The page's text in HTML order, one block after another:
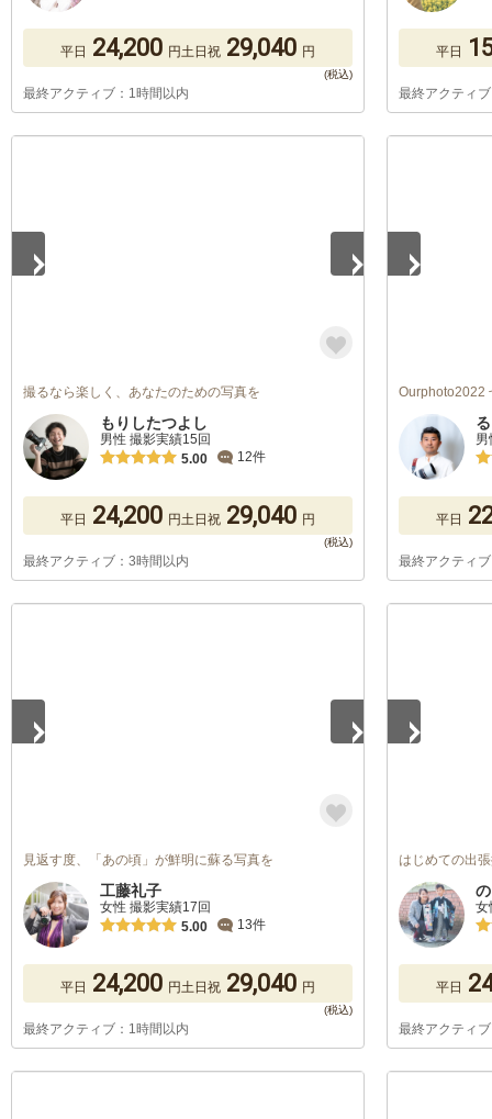
平日 24,200 円土日祝 29,040 円
最終アクティブ：1時間以内
平日
最終アクティ
撮るなら楽しく、あなたのための写真を
もりしたつよし
男性 撮影実績15回
5.00
12件
平日 24,200 円土日祝 29,040 円
最終アクティブ：3時間以内
Ourphoto2022
平日
最終アクティ
見返す度、「あの頃」が鮮明に蘇る写真を
工藤礼子
女性 撮影実績17回
5.00
13件
平日 24,200 円土日祝 29,040 円
最終アクティブ：1時間以内
はじめての出
女
平日
最終アクティ